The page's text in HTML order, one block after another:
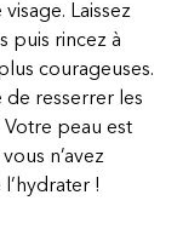
Laissez
puis rincez à
courageuses.
resserrer les
Votre peau est
n’avez
!